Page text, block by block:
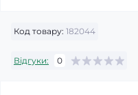
Код товару: 182044
Відгуки: 0